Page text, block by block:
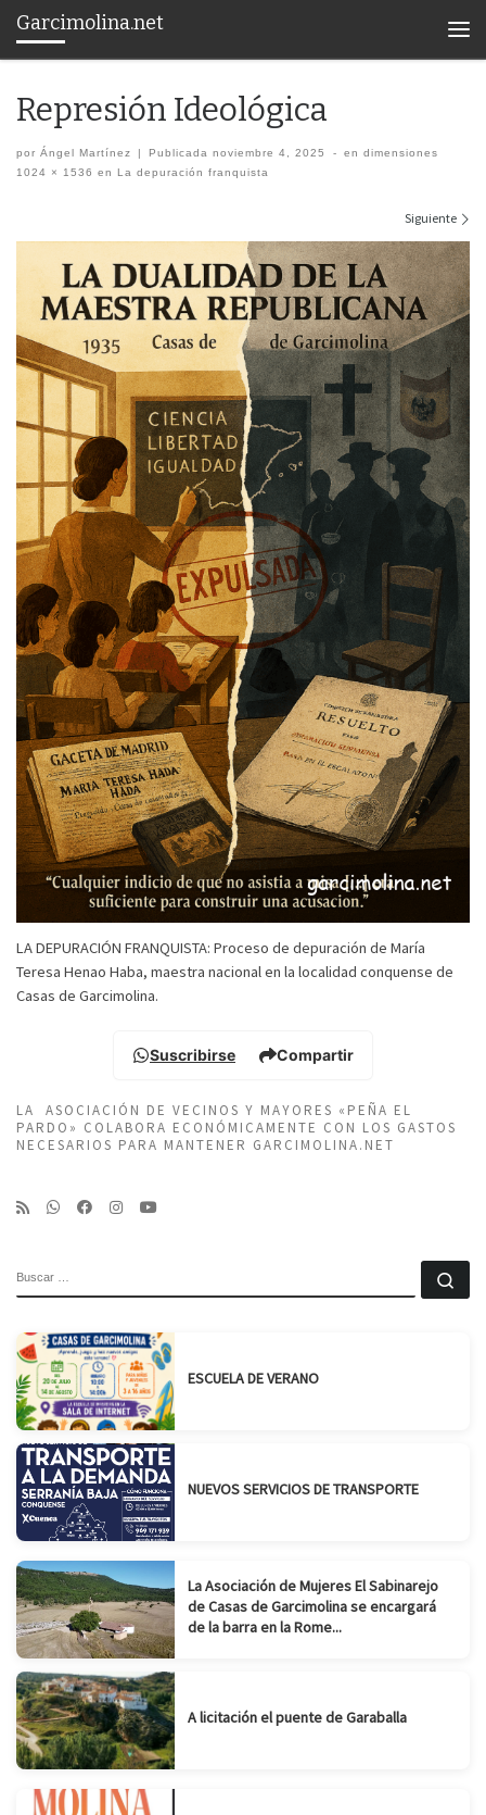
Saltar al contenido
Garcimolina.net
Represión Ideológica
por Ángel Martínez | Publicadanoviembre 4, 2025 -
en dimensiones
1024 × 1536 en La depuración franquista
Siguiente
LA DEPURACIÓN FRANQUISTA: Proceso de depuración de María
Teresa Henao Haba, maestra nacional en la localidad conquense de
Casas de Garcimolina.
Suscribirse Compartir
LA ASOCIACIÓN DE VECINOS Y MAYORES «PEÑA EL
PARDO» COLABORA ECONÓMICAMENTE CON LOS GASTOS
NECESARIOS PARA MANTENER GARCIMOLINA.NET
ESCUELA DE VERANO
NUEVOS SERVICIOS DE TRANSPORTE
La Asociación de Mujeres El Sabinarejo
de Casas de Garcimolina se encargará
de la barra en la Rome...
A licitación el puente de Garaballa